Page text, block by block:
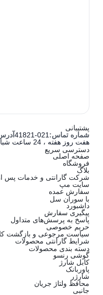
پشتیبانی
شماره تماس: 41821-021
هفت روز هفته ، 24 ساعت شبانه‌روز پاسخگوی شما هستیم.
دسترسی سریع
صفحه اصلی
فروشگاه
بلاگ
شرکت گارانتی و خدمات پس
سایت مپ
سفارش عمده
با سوران سل
داشبورد
پیگیری سفارش
پاسخ به پرسش‌های متداول
حریم خصوصی
سیاست مرجوعی و بازگشت
شرایط گارانتی محصولات
دسته بندی محصولات
گوشی رنسو
کابل شارژ
پاوربانک
شارژر
محافظ ولتاژ جریان
جانبی